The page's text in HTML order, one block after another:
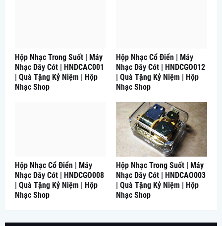
Hộp Nhạc Trong Suốt | Máy
Nhạc Dây Cót | HNDCAC001
| Quà Tặng Kỷ Niệm | Hộp
Nhạc Shop
Hộp Nhạc Cổ Điển | Máy
Nhạc Dây Cót | HNDCGO012
| Quà Tặng Kỷ Niệm | Hộp
Nhạc Shop
Hộp Nhạc Cổ Điển | Máy
Nhạc Dây Cót | HNDCGO008
| Quà Tặng Kỷ Niệm | Hộp
Nhạc Shop
Hộp Nhạc Trong Suốt | Máy
Nhạc Dây Cót | HNDCAO003
| Quà Tặng Kỷ Niệm | Hộp
Nhạc Shop